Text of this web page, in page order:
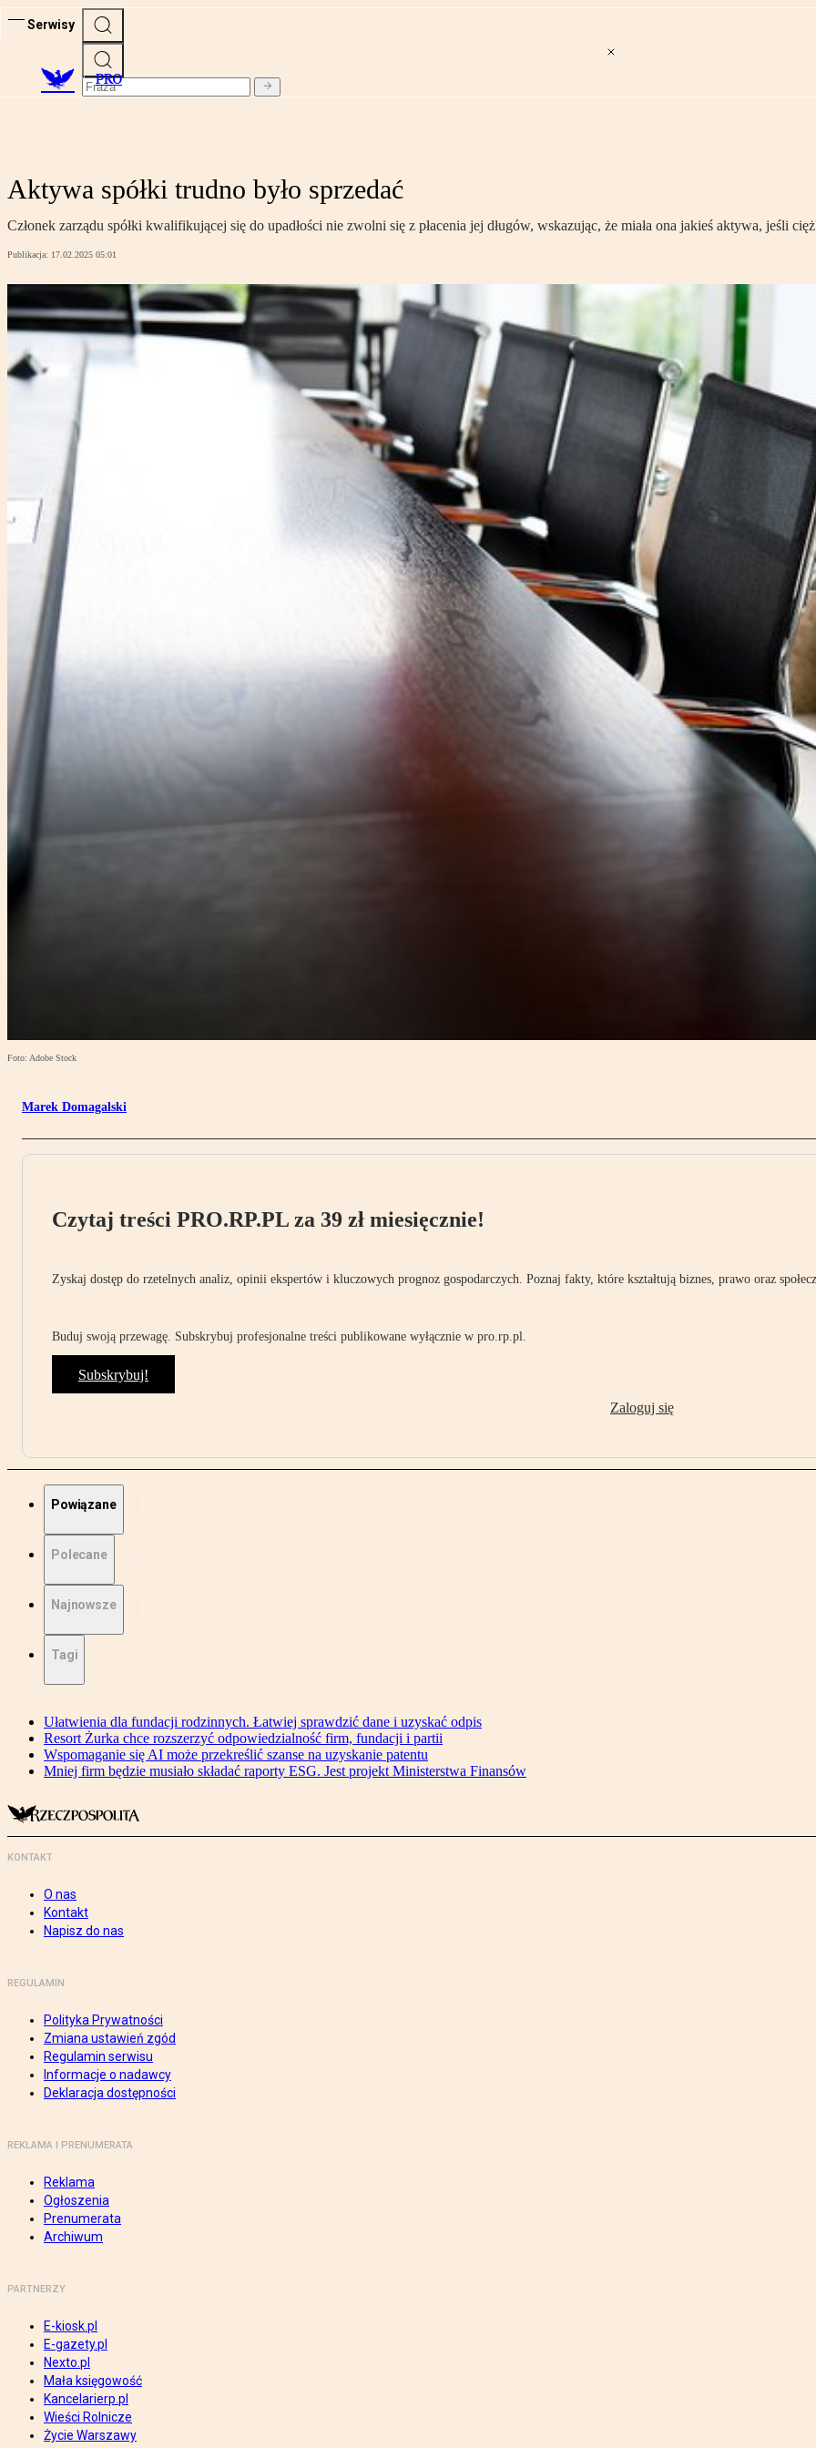
Serwisy
PRO
Aktywa spółki trudno było sprzedać
Członek zarządu spółki kwalifikującej się do upadłości nie zwolni się z płacenia jej długów, wskazując, że miała ona jakieś aktywa, jeśli
Publikacja: 17.02.2025 05:01
Foto: Adobe Stock
Marek Domagalski
Czytaj treści PRO.RP.PL za 39 zł miesięcznie!
Zyskaj dostęp do rzetelnych analiz, opinii ekspertów i kluczowych prognoz gospodarczych. Poznaj fakty, które kształtują biznes, prawo oraz
Buduj swoją przewagę. Subskrybuj profesjonalne treści publikowane wyłącznie w pro.rp.pl.
Subskrybuj!
Zaloguj się
Powiązane
Polecane
Najnowsze
Tagi
Ułatwienia dla fundacji rodzinnych. Łatwiej sprawdzić dane i uzyskać odpis
Resort Żurka chce rozszerzyć odpowiedzialność firm, fundacji i partii
Wspomaganie się AI może przekreślić szanse na uzyskanie patentu
Mniej firm będzie musiało składać raporty ESG. Jest projekt Ministerstwa Finansów
KONTAKT
O nas
Kontakt
Napisz do nas
REGULAMIN
Polityka Prywatności
Zmiana ustawień zgód
Regulamin serwisu
Informacje o nadawcy
Deklaracja dostępności
REKLAMA I PRENUMERATA
Reklama
Ogłoszenia
Prenumerata
Archiwum
PARTNERZY
E-kiosk.pl
E-gazety.pl
Nexto.pl
Mała księgowość
Kancelarierp.pl
Wieści Rolnicze
Życie Warszawy